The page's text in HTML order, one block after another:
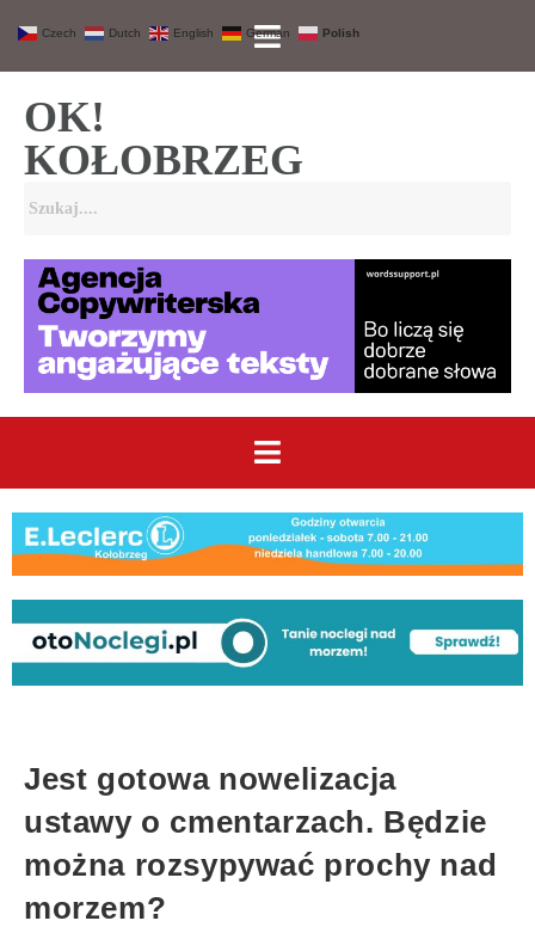
OK!
KOŁOBRZEG
Jest gotowa nowelizacja
ustawy o cmentarzach. Będzie
można rozsypywać prochy nad
morzem?
Czech Dutch English German Polish